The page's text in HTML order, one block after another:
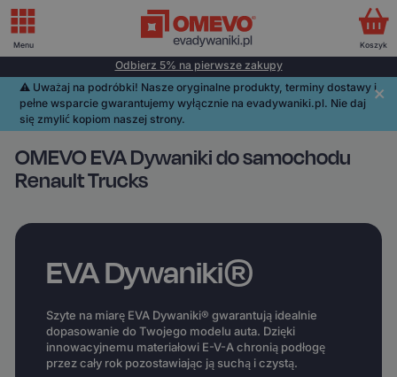
Odbierz 5% na pierwsze zakupy
⚠️️ Uważaj na podróbki! Nasze oryginalne produkty, terminy dostawy i
pełne wsparcie gwarantujemy wyłącznie na evadywaniki.pl. Nie daj
się zmylić kopiom naszej strony.
OMEVO EVA Dywaniki do samochodu
Renault Trucks
EVA Dywaniki®
Szyte na miarę EVA Dywaniki® gwarantują idealnie
dopasowanie do Twojego modelu auta. Dzięki
innowacyjnemu materiałowi E-V-A chronią podłogę
przez cały rok pozostawiając ją suchą i czystą.
Menu Koszyk